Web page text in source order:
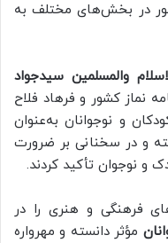
در بخش‌های مختلف به
والمسلمین سیدجواد
نماز کشور و فرهاد فلاح
و نوجوانان به‌عنوان
و در سخنانی بر ضرورت
و نوجوان تأکید کردند.
فرهنگی و هنری را در
مؤثر دانسته و مهرواره